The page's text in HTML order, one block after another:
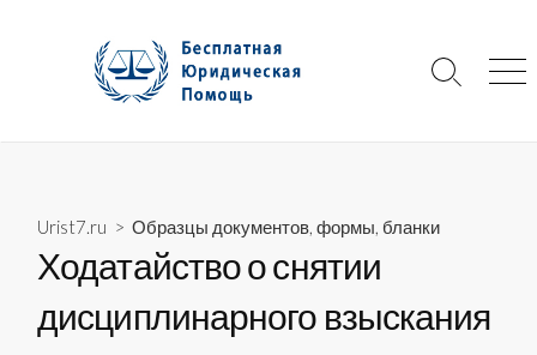
Search
Urist7.ru > Образцы документов, формы, бланки
Ходатайство о снятии
дисциплинарного взыскания